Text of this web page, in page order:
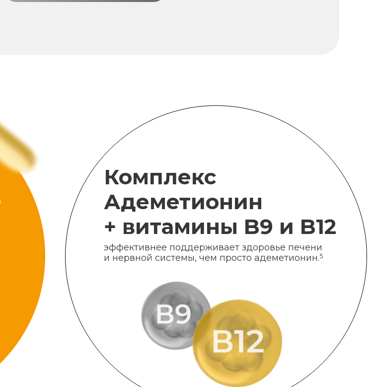
Комплекс
Адеметионин
+ витамины B9 и B12
эффективнее поддерживает здоровье печени
и нервной системы, чем просто адеметионин.5